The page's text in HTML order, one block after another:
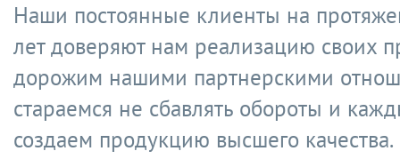
Наши постоянные клиенты на
лет доверяют нам реализацию своих
дорожим нашими партнерскими
стараемся не сбавлять обороты и
создаем продукцию высшего качества.